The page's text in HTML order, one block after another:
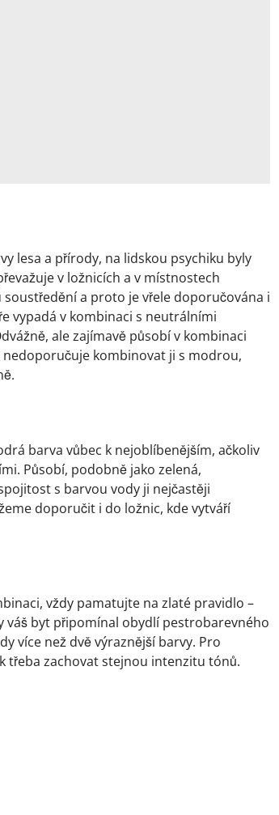
lesa a přírody, na lidskou psychiku byly
v ložnicích a v místnostech
a proto je vřele doporučována i
vypadá v kombinaci s neutrálními
ale zajímavě působí v kombinaci
kombinovat ji s modrou,
barva vůbec k nejoblíbenějším, ačkoliv
Působí, podobně jako zelená,
s barvou vody ji nejčastěji
doporučit i do ložnic, kde vytváří
vždy pamatujte na zlaté pravidlo –
váš byt připomínal obydlí pestrobarevného
více než dvě výraznější barvy. Pro
třeba zachovat stejnou intenzitu tónů.